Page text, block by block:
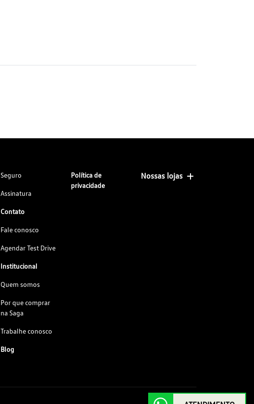
Seguro
Assinatura
Contato
Fale conosco
Agendar Test Drive
Institucional
Quem somos
Por que comprar
na Saga
Trabalhe conosco
Blog
Política de
privacidade
Nossas lojas